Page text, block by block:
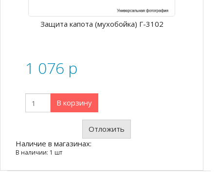
Защита капота (мухобойка) Г-3102
1 076 p
В корзину
Отложить
Наличие в магазинах:
В наличии: 1 шт